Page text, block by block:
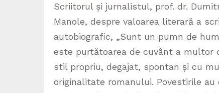
Scriitorul și jurnalistul, prof. dr.
Manole, despre valoarea literară a
autobiografic, „Sunt un pumn de
este purtătoarea de cuvânt a multor
stil propriu, degajat, spontan și cu
originalitate romanului. Povestirile